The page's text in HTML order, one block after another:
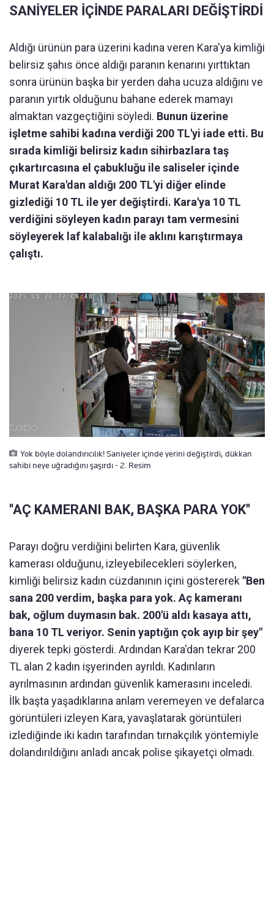
SANİYELER İÇİNDE PARALARI DEĞİŞTİRDİ
Aldığı ürünün para üzerini kadına veren Kara'ya kimliği
belirsiz şahıs önce aldığı paranın kenarını yırttıktan
sonra ürünün başka bir yerden daha ucuza aldığını ve
paranın yırtık olduğunu bahane ederek mamayı
almaktan vazgeçtiğini söyledi. Bunun üzerine
işletme sahibi kadına verdiği 200 TL'yi iade etti. Bu
sırada kimliği belirsiz kadın sihirbazlara taş
çıkartırcasına el çabukluğu ile saliseler içinde
Murat Kara'dan aldığı 200 TL'yi diğer elinde
gizlediği 10 TL ile yer değiştirdi. Kara'ya 10 TL
verdiğini söyleyen kadın parayı tam vermesini
söyleyerek laf kalabalığı ile aklını karıştırmaya
çalıştı.
Yok böyle dolandırıcılık! Saniyeler içinde yerini değiştirdi, dükkan
sahibi neye uğradığını şaşırdı - 2. Resim
''AÇ KAMERANI BAK, BAŞKA PARA YOK''
Parayı doğru verdiğini belirten Kara, güvenlik
kamerası olduğunu, izleyebilecekleri söylerken,
kimliği belirsiz kadın cüzdanının içini göstererek "Ben
sana 200 verdim, başka para yok. Aç kameranı
bak, oğlum duymasın bak. 200'ü aldı kasaya attı,
bana 10 TL veriyor. Senin yaptığın çok ayıp bir şey"
diyerek tepki gösterdi. Ardından Kara'dan tekrar 200
TL alan 2 kadın işyerinden ayrıldı. Kadınların
ayrılmasının ardından güvenlik kamerasını inceledi.
İlk başta yaşadıklarına anlam veremeyen ve defalarca
görüntüleri izleyen Kara, yavaşlatarak görüntüleri
izlediğinde iki kadın tarafından tırnakçılık yöntemiyle
dolandırıldığını anladı ancak polise şikayetçi olmadı.